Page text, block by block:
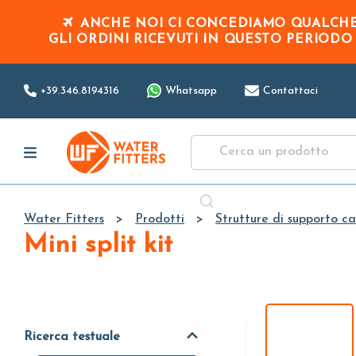
ANCHE NOI CI CONCEDIAMO
GLI ORDINI RICEVUTI IN QUESTO
+39.346.8194316 Whatsapp Contattaci
Water Fitters Prodotti Strutture di supporto
Mini split kit
Ricerca testuale